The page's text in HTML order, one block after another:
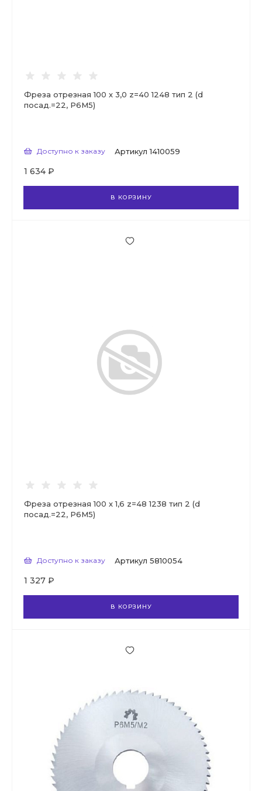
Фреза отрезная 100 х 3,0 z=40 1248 тип 2 (d
посад.=22, Р6М5)
Доступно к заказу Артикул 1410059
1 634 ₽
В КОРЗИНУ
Фреза отрезная 100 х 1,6 z=48 1238 тип 2 (d
посад.=22, Р6М5)
Доступно к заказу Артикул 5810054
1 327 ₽
В КОРЗИНУ